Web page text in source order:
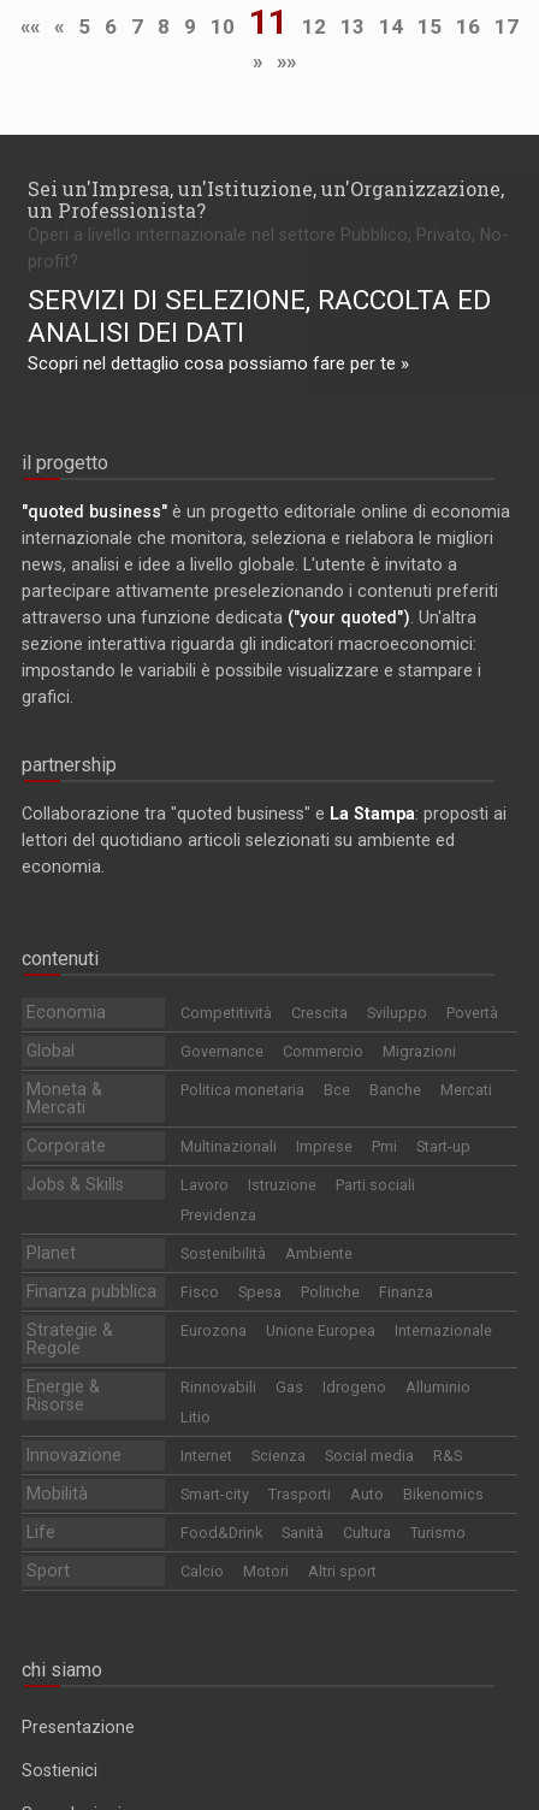
«« « 5 6 7 8 9 10 11 12 13 14 15 16
17
»
»»
Sei un'Impresa, un'Istituzione, un'Organizzazione,
un Professionista?
Operi a livello internazionale nel settore Pubblico, Privato, No-
profit?
SERVIZI DI SELEZIONE, RACCOLTA ED
ANALISI DEI DATI
Scopri nel dettaglio cosa possiamo fare per te »
il progetto
"quoted business" è un progetto editoriale online di economia
internazionale che monitora, seleziona e rielabora le migliori
news, analisi e idee a livello globale. L'utente è invitato a
partecipare attivamente preselezionando i contenuti preferiti
attraverso una funzione dedicata ("your quoted") . Un'altra
sezione interattiva riguarda gli indicatori macroeconomici:
impostando le variabili è possibile visualizzare e stampare i
grafici.
partnership
Collaborazione tra "quoted business" e La Stampa: proposti ai
lettori del quotidiano articoli selezionati su ambiente ed
economia.
contenuti
Economia Competitività Crescita Sviluppo Povertà
Global Governance Commercio Migrazioni
Moneta &
Mercati
Politica monetaria Bce Banche Mercati
Corporate Multinazionali Imprese Pmi Start-up
Jobs & Skills Lavoro Istruzione
Parti sociali
Previdenza
Planet Sostenibilità Ambiente
Finanza pubblica Fisco Spesa Politiche Finanza
Strategie &
Regole
Eurozona Unione Europea Internazionale
Energie &
Risorse
Rinnovabili Gas Idrogeno
Alluminio
Litio
Innovazione Internet Scienza Social media R&S
Mobilità Smart-city Trasporti Auto Bikenomics
Life Food&Drink Sanità Cultura Turismo
Sport Calcio Motori Altri sport
chi siamo
Presentazione
Sostienici